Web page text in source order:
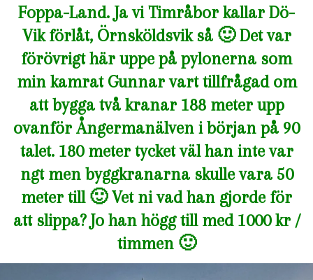
Foppa-Land. Ja vi Timråbor kallar Dö-
Vik förlåt, Örnsköldsvik så 🙂 Det var
förövrigt här uppe på pylonerna som
min kamrat Gunnar vart tillfrågad om
att bygga två kranar 188 meter upp
ovanför Ångermanälven i början på 90
talet. 180 meter tycket väl han inte var
ngt men byggkranarna skulle vara 50
meter till 🙂 Vet ni vad han gjorde för
att slippa? Jo han högg till med 1000 kr /
timmen 🙂